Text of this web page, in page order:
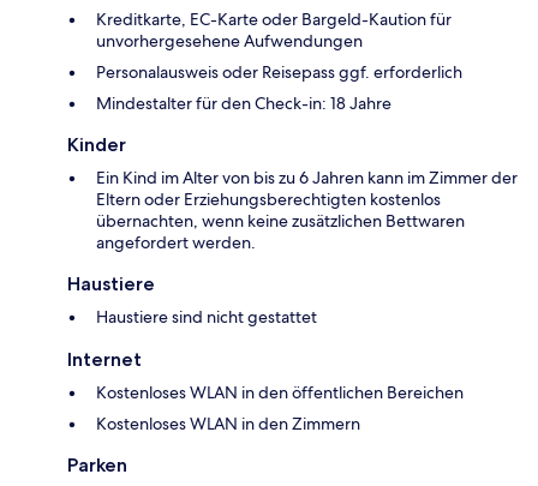
Kreditkarte, EC-Karte oder Bargeld-Kaution für
unvorhergesehene Aufwendungen
Personalausweis oder Reisepass ggf. erforderlich
Mindestalter für den Check-in: 18 Jahre
Kinder
Ein Kind im Alter von bis zu 6 Jahren kann im Zimmer der
Eltern oder Erziehungsberechtigten kostenlos
übernachten, wenn keine zusätzlichen Bettwaren
angefordert werden.
Haustiere
Haustiere sind nicht gestattet
Internet
Kostenloses WLAN in den öffentlichen Bereichen
Kostenloses WLAN in den Zimmern
Parken